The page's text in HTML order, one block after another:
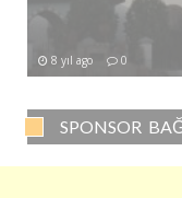
8 yıl ago 0
SPONSOR